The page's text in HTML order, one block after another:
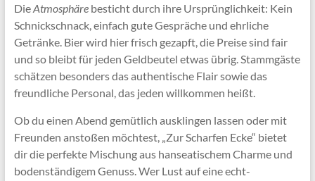
DieAtmosphärebesticht durch ihre Ursprünglichkeit: Kein
Schnickschnack, einfach gute Gespräche und ehrliche
Getränke. Bier wird hier frisch gezapft, die Preise sind fair
und so bleibt für jeden Geldbeutel etwas übrig. Stammgäste
schätzen besonders das authentische Flair sowie das
freundliche Personal, das jeden willkommen heißt.
Ob du einen Abend gemütlich ausklingen lassen oder mit
Freunden anstoßen möchtest, „Zur Scharfen Ecke“ bietet
dir die perfekte Mischung aus hanseatischem Charme und
bodenständigem Genuss. Wer Lust auf eine echt-